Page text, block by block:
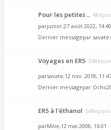
Pour les petites ..
parjunior,27 août 2022, 14:40
Dernier messagepar savate
Voyages en ER5
parsavate,12 nov. 2018,
Dernier messagepar
ER5 à l'éthanol
parMilie,12 mai 2008, 16:01